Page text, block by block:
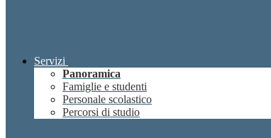
Servizi
Panoramica
Famiglie e studenti
Personale scolastico
Percorsi di studio